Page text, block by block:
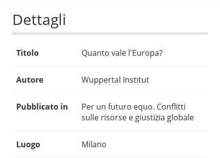
Dettagli
Titolo Quanto vale l'Europa?
Autore Wuppertal Institut
Pubblicato in
Per un futuro equo. Conflitti
sulle risorse e giustizia globale
Luogo Milano